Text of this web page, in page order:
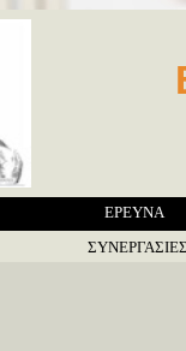
ΕΡΕΥΝΑ
ΣΥΝΕΡΓΑΣΙΕΣ